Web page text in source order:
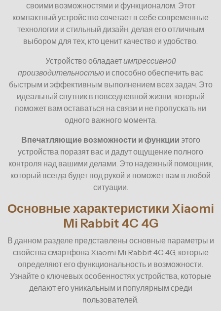
своими возможностями и функционалом. Этот
компактный устройство сочетает в себе современные
технологии и стильный дизайн, делая его отличным
выбором для тех, кто ценит качество и удобство.
Устройство обладаетимпрессивной
производительностью и способно обеспечить вас
быстрым и эффективным выполнением всех задач. Это
идеальный спутник в повседневной жизни, который
поможет вам оставаться на связи и не пропускать ни
одного важного момента.
Впечатляющие возможности и функции этого
устройства поразят вас и дадут ощущение полного
контроля над вашими делами. Это надежный помощник,
который всегда будет под рукой и поможет вам в любой
ситуации.
Основные характеристики Xiaomi
Mi Rabbit 4C 4G
В данном разделе представлены основные параметры и
свойства смартфона Xiaomi Mi Rabbit 4C 4G, которые
определяют его функциональность и возможности.
Узнайте о ключевых особенностях устройства, которые
делают его уникальным и популярным среди
пользователей.